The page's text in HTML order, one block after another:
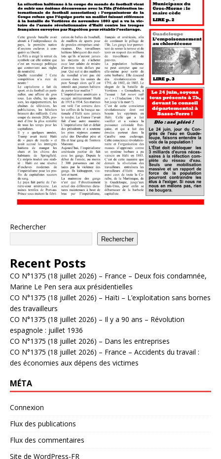
Rechercher
Rechercher
Recent Posts
CO N°1375 (18 juillet 2026) – France – Deux fois condamnée,
Marine Le Pen sera aux présidentielles
CO N°1375 (18 juillet 2026) – Haïti – L’exploitation sans bornes
des travailleurs
CO N°1375 (18 juillet 2026) – Il y a 90 ans – Révolution
espagnole : juillet 1936
CO N°1375 (18 juillet 2026) – Dans les entreprises
CO N°1375 (18 juillet 2026) – France – Accidents du travail :
des économies aux dépens des victimes
MÉTA
Connexion
Flux des publications
Flux des commentaires
Site de WordPress-FR